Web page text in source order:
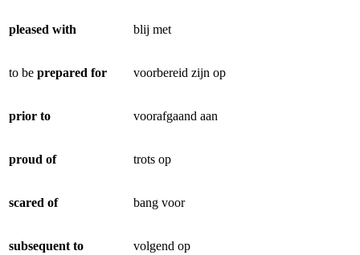
pleased with blij met
to be prepared for voorbereid zijn op
prior to voorafgaand aan
proud of trots op
scared of bang voor
subsequent to volgend op